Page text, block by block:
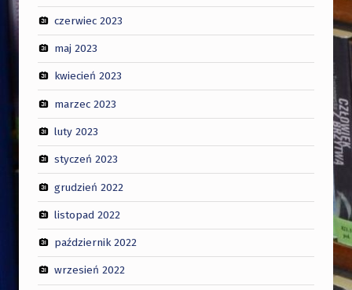
czerwiec 2023
maj 2023
kwiecień 2023
marzec 2023
luty 2023
styczeń 2023
grudzień 2022
listopad 2022
październik 2022
wrzesień 2022